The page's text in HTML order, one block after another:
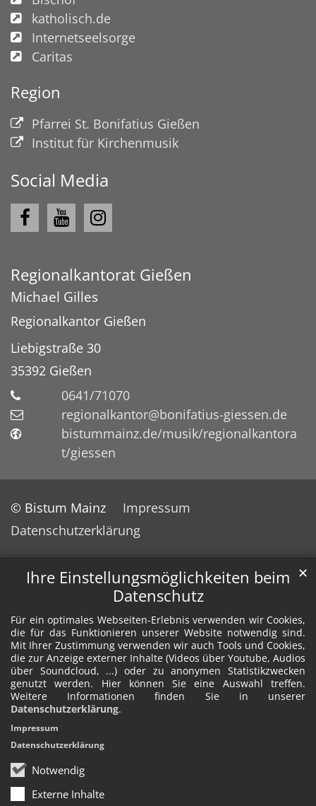
Ihre Einstellungsmöglichkeiten beim
Datenschutz
Für ein optimales Webseiten-Erlebnis verwenden wir Cookies,
die für das Funktionieren unserer Website notwendig sind.
Mit Ihrer Zustimmung verwenden wir auch Tools und Cookies,
die zur Anzeige externer Inhalte (Videos über Youtube, Audios
über Soundcloud, ...) oder zu anonymen Statistikzwecken
genutzt werden. Hier können Sie eine Auswahl treffen.
Weitere Informationen finden Sie in unserer
Datenschutzerklärung.
Notwendig
Externe Inhalte
✕
Impressum
Datenschutzerklärung
katholisch.de
Internetseelsorge
Caritas
Region
Pfarrei St. Bonifatius Gießen
Institut für Kirchenmusik
Social Media
Regionalkantorat Gießen
Michael Gilles
Regionalkantor Gießen
Liebigstraße 30
35392 Gießen
0641/71070
regionalkantor@bonifatius-giessen.de
bistummainz.de/musik/regionalkantora
t/giessen
© Bistum Mainz
Impressum
Datenschutzerklärung